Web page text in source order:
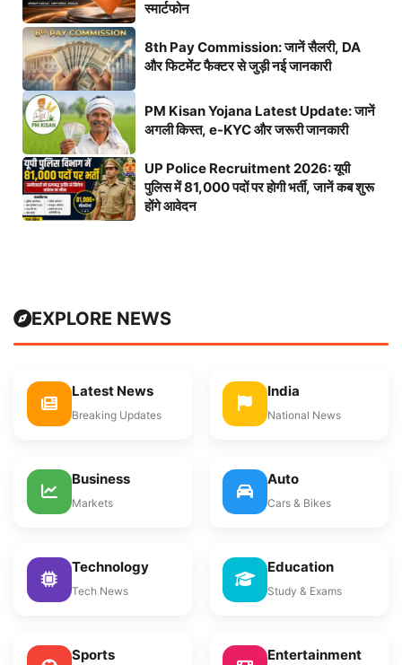
स्मार्टफोन
8th Pay Commission: जानें सैलरी, DA
और फिटमेंट फैक्टर से जुड़ी नई जानकारी
PM Kisan Yojana Latest Update: जानें
अगली किस्त, e-KYC और जरूरी जानकारी
UP Police Recruitment 2026: यूपी
पुलिस में 81,000 पदों पर होगी भर्ती, जानें कब शुरू
होंगे आवेदन
EXPLORE NEWS
Latest News
Breaking Updates
India
National News
Business
Markets
Auto
Cars & Bikes
Technology
Tech News
Education
Study & Exams
Sports Entertainment